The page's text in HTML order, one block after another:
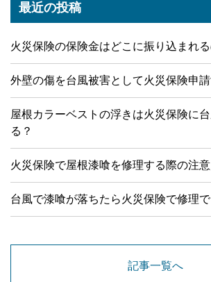
最近の投稿
火災保険の保険金はどこに振り込まれる
外壁の傷を台風被害として火災保険申
屋根カラーベストの浮きは火災保険に
る？
火災保険で屋根漆喰を修理する際の注
台風で漆喰が落ちたら火災保険で修理で
記事一覧へ